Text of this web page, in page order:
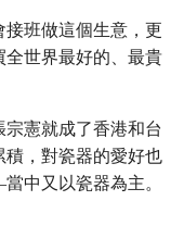
接班做這個生意，更
全世界最好的、最貴
憲就成了香港和台
積，對瓷器的愛好也
中又以瓷器為主。